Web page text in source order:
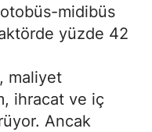
midibüs
yüzde 42
maliyet
ihracat ve iç
Ancak